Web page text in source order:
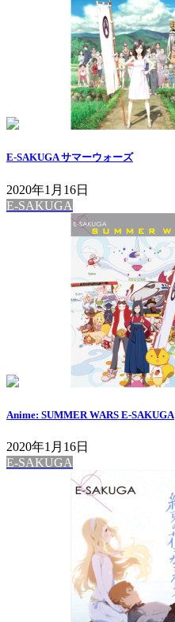
E-SAKUGA サマーウォーズ
2020年1月16日
E-SAKUGA
Anime: SUMMER WARS E-SAKUGA
2020年1月16日
E-SAKUGA